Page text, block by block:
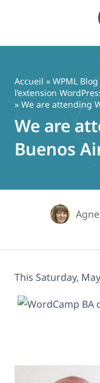
contenu
Accueil » WPML
l’extension
» We are attending
We are
Buenos
This Saturday,